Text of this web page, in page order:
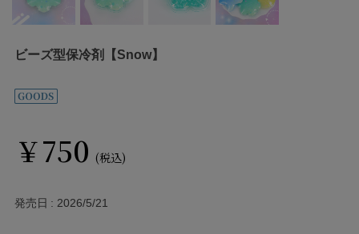
ビーズ型保冷剤【Snow】
￥750 (税込)
発売日 2026/5/21